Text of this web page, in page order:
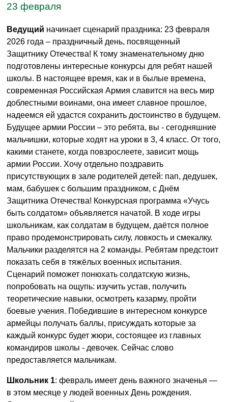
23 февраля
Ведущий начинает сценарий праздника: 23 февраля
2026 года – праздничный день, посвященный
Защитнику Отечества! К тому знаменательному дню
подготовлены интересные конкурсы для ребят нашей
школы. В настоящее время, как и в былые времена,
современная Российская Армия славится на весь мир
доблестными воинами, она имеет славное прошлое,
надеемся ей удастся сохранить достоинство в будущем.
Будущее армии России – это ребята, вы - сегодняшние
мальчишки, которые ходят на уроки в 3, 4 класс. От того,
какими станете, когда повзрослеете, зависит мощь
армии России. Хочу отдельно поздравить
присутствующих в зале родителей детей: пап, дедушек,
мам, бабушек с большим праздником, с Днём
Защитника Отечества! Конкурсная программа «Учусь
быть солдатом» объявляется начатой. В ходе игры
школьникам, как солдатам в будущем, даётся полное
право продемонстрировать силу, ловкость и смекалку.
Мальчики разделятся на 2 команды. Ребятам предстоит
показать себя в тяжёлых военных испытания.
Сценарий поможет понюхать солдатскую жизнь,
попробовать на ощупь: изучить устав, получить
теоретические навыки, осмотреть казарму, пройти
боевые учения. Победившие в интересном конкурсе
армейцы получать баллы, присуждать которые за
каждый конкурс будет жюри, состоящее из главных
командиров школы - девочек. Сейчас слово
предоставляется мальчикам.
Школьник 1: февраль имеет день важного значенья —
в этом месяце у людей военных День рождения.